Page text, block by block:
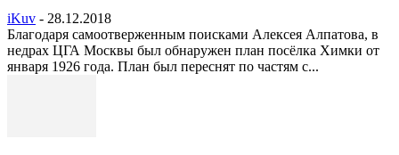
iKuv - 28.12.2018
Благодаря самоотверженным поисками Алексея Алпатова, в
недрах ЦГА Москвы был обнаружен план посёлка Химки от
января 1926 года. План был переснят по частям с...